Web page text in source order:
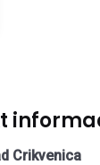
Crikvenica